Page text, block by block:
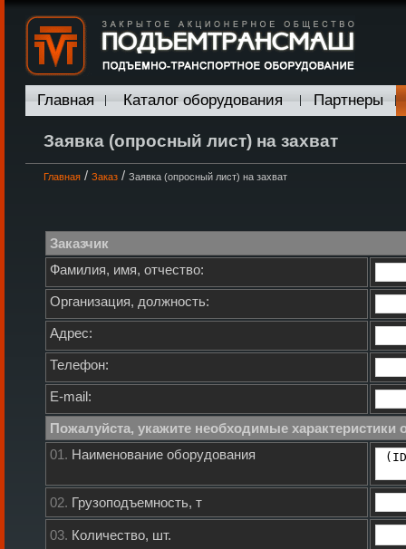
Главная Каталог оборудования Партнеры
Заявка (опросный лист) на захват
Главная / Заказ / Заявка (опросный лист) на захват
Заказчик
Фамилия, имя, отчество:
Организация, должность:
Адрес:
Телефон:
E-mail:
Пожалуйста, укажите необходимые характеристики
01. Наименование оборудования
02. Грузоподъемность, т
03. Количество, шт.